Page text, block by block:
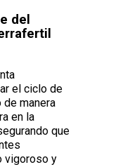
del
el ciclo de
manera
en la
que
vigoroso y